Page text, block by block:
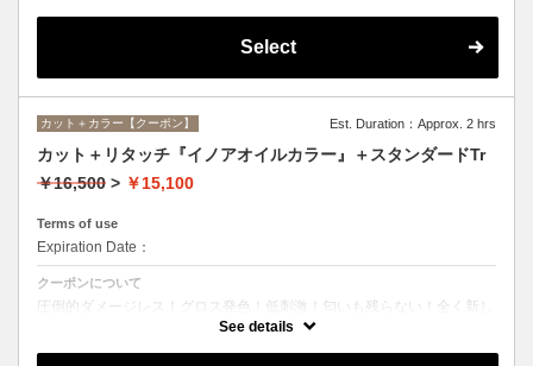
Select
カット＋カラー【クーポン】 Est. Duration：Approx. 2 hrs
カット＋リタッチ『イノアオイルカラー』＋スタンダードTr
￥16,500 > ￥15,100
Terms of use
Expiration Date：
クーポンについて
圧倒的ダメージレス！グロス発色！低刺激！匂いも残らない！全く新し
い処方のイノアオイルカラーのセットメニュー☆シャンプー、ブロー込
See details